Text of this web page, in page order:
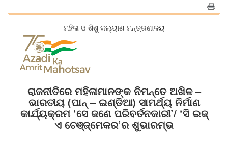
ମହିଳା ଓ ଶିଶୁ କଲ୍ୟାଣ ମନ୍ତ୍ରଣାଳୟ
ରାଜନୀତିରେ ମହିଳାମାନଙ୍କ ନିମନ୍ତେ ଅଖିଳ –
ଭାରତୀୟ (ପାନ୍ – ଇଣ୍ଡିଆ) ସାମର୍ଥ୍ୟ ନିର୍ମାଣ
କାର୍ଯ୍ୟକ୍ରମ ‘ସେ ଜଣେ ପରିବର୍ତନକାରୀ’/ ‘ସି ଇଜ୍
ଏ ଚେଞ୍ଜ୍‌ମେକର’ର ଶୁଭାରମ୍ଭ